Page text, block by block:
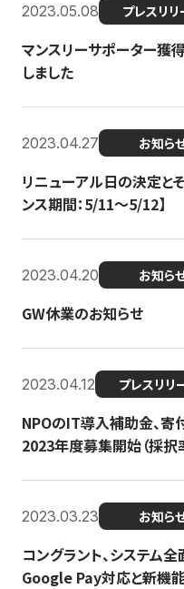
2023.05.08 プレスリリ
マンスリーサポーター獲
しました
2023.04.27 お知ら
リニューアル日の決定と
ンス期間：5/11～5/12】
2023.04.20 お知ら
GW休業のお知らせ
2023.04.12 プレスリリ
NPOのIT導入補助金、寄
2023年度募集開始（採択
2023.03.23 お知ら
コングラント、システム
Google Pay対応と新機